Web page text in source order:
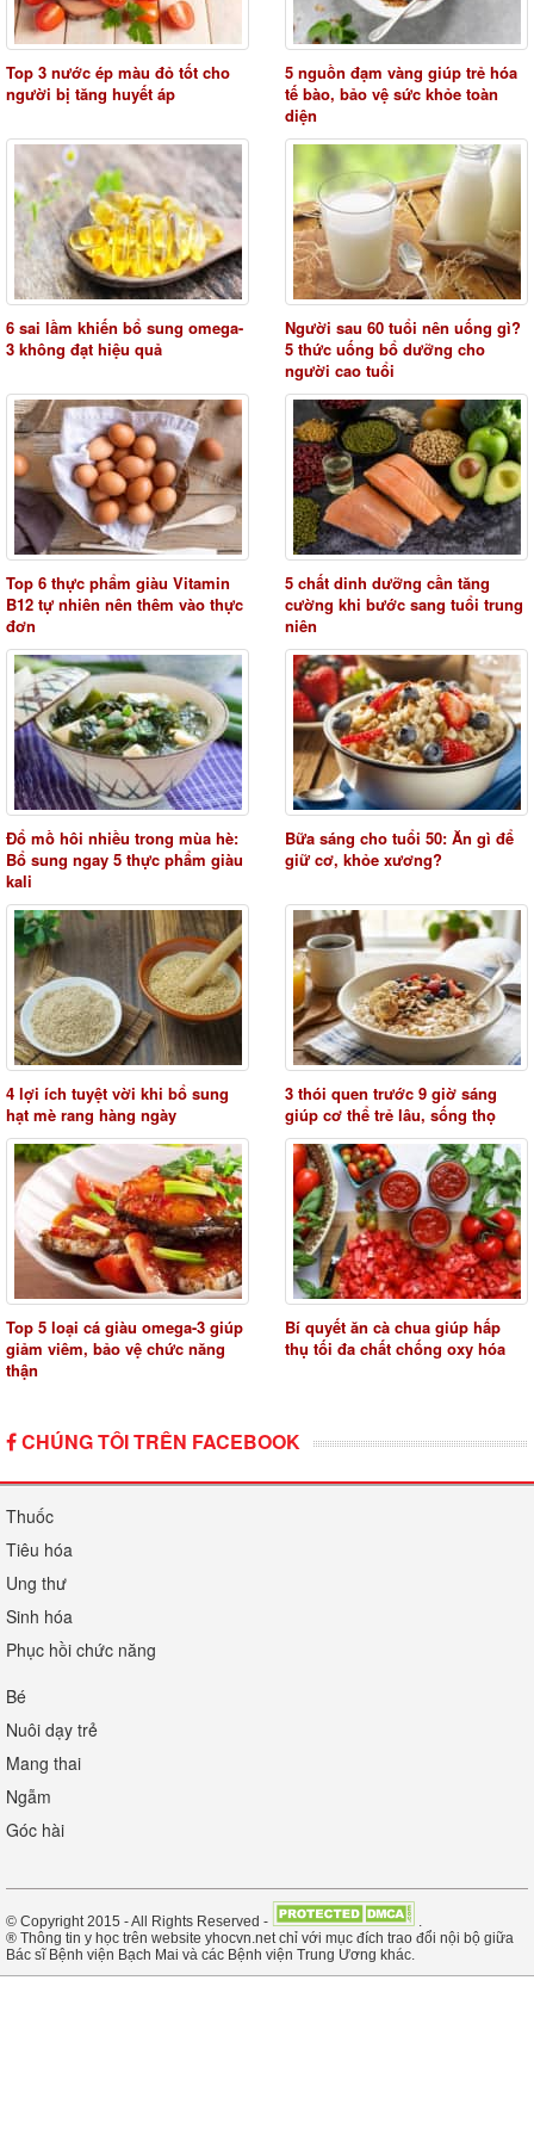
Top 3 nước ép màu đỏ tốt cho
người bị tăng huyết áp
5 nguồn đạm vàng giúp trẻ hóa
tế bào, bảo vệ sức khỏe toàn
diện
6 sai lầm khiến bổ sung omega-
3 không đạt hiệu quả
Người sau 60 tuổi nên uống gì?
5 thức uống bổ dưỡng cho
người cao tuổi
Top 6 thực phẩm giàu Vitamin
B12 tự nhiên nên thêm vào thực
đơn
5 chất dinh dưỡng cần tăng
cường khi bước sang tuổi trung
niên
Đổ mồ hôi nhiều trong mùa hè:
Bổ sung ngay 5 thực phẩm giàu
kali
Bữa sáng cho tuổi 50: Ăn gì để
giữ cơ, khỏe xương?
4 lợi ích tuyệt vời khi bổ sung
hạt mè rang hàng ngày
3 thói quen trước 9 giờ sáng
giúp cơ thể trẻ lâu, sống thọ
Top 5 loại cá giàu omega-3 giúp
giảm viêm, bảo vệ chức năng
thận
Bí quyết ăn cà chua giúp hấp
thụ tối đa chất chống oxy hóa
CHÚNG TÔI TRÊN FACEBOOK
Thuốc
Tiêu hóa
Ung thư
Sinh hóa
Phục hồi chức năng
Bé
Nuôi dạy trẻ
Mang thai
Ngẫm
Góc hài
© Copyright 2015 - All Rights Reserved -
.
® Thông tin y học trên website yhocvn.net chỉ với mục đích trao đổi nội bộ giữa
Bác sĩ Bệnh viện Bạch Mai và các Bệnh viện Trung Ương khác.